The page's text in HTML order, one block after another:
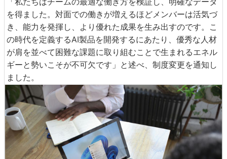
を得ました。対面での働きが増えるほどメンバーは活気づ
き、能力を発揮し、より優れた成果を生み出すのです。こ
の時代を定義するAI製品を開発するにあたり、優秀な人材
が肩を並べて困難な課題に取り組むことで生まれるエネル
ギーと勢いこそが不可欠です」と述べ、制度変更を通知し
ました。